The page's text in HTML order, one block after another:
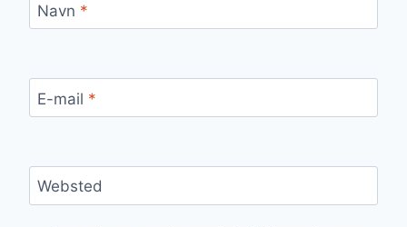
Navn *
E-mail *
Websted